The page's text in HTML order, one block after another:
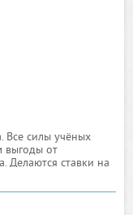
Все силы учёных
выгоды от
Делаются ставки на